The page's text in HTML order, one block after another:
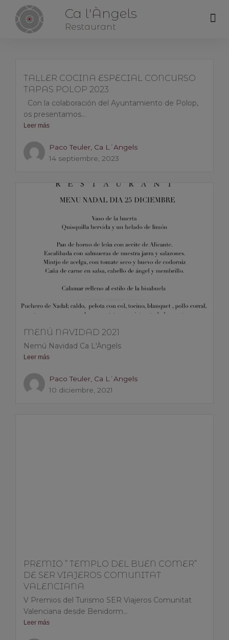
Ca l'Àngels
Restaurant
TALLER COCINA ESPECIAL CONCURSO
TAPAS POLOP 2023
Con la colaboración del Ayuntamiento de Polop,
os presentamos...
Leer más
Paco Teuler, Ca L´Angels
14 septiembre, 2023
MENÚ NAVIDAD 2021
Nemú Navidad Ca L'Àngels
Leer más
Paco Teuler, Ca L´Angels
10 diciembre, 2021
PREMIO ” TEMPLO DEL BUEN COMER”
DE SER VIAJEROS COMUNITAT
VALENCIANA
V Premios del Turismo SER Viajeros Comunitat
Valenciana desde Benidorm...
Leer más